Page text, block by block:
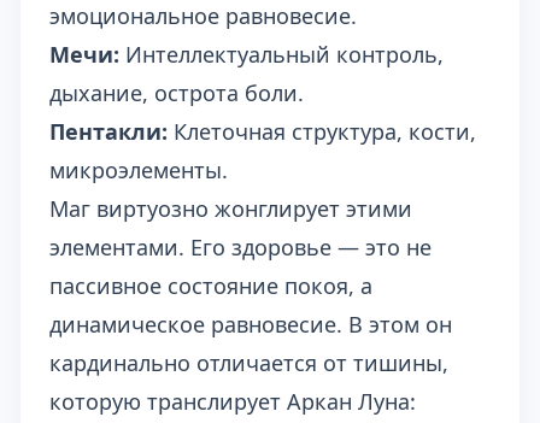
эмоциональное равновесие.
Мечи: Интеллектуальный контроль,
дыхание, острота боли.
Пентакли: Клеточная структура, кости,
микроэлементы.
Маг виртуозно жонглирует этими
элементами. Его здоровье — это не
пассивное состояние покоя, а
динамическое равновесие. В этом он
кардинально отличается от тишины,
которую транслирует Аркан Луна: